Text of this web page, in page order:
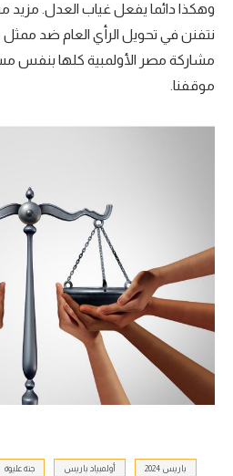
وهكذا دائما يفعل غياب العدل. مزيد
نتفنن في تحويل الرأي العام ضد ممثل
مشاركة مصر الأولمبية كلها بنفس
موقفنا.
باريس 2024 أولمبياد باريس جنة عليوة